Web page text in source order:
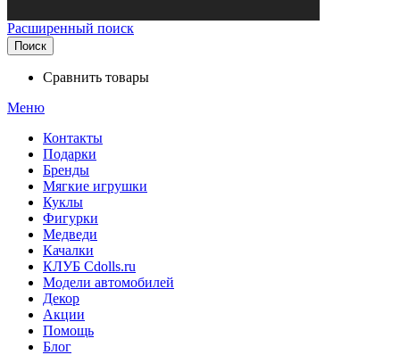
Расширенный поиск
Поиск
Сравнить товары
Меню
Контакты
Подарки
Бренды
Мягкие игрушки
Куклы
Фигурки
Медведи
Качалки
КЛУБ Cdolls.ru
Модели автомобилей
Декор
Акции
Помощь
Блог